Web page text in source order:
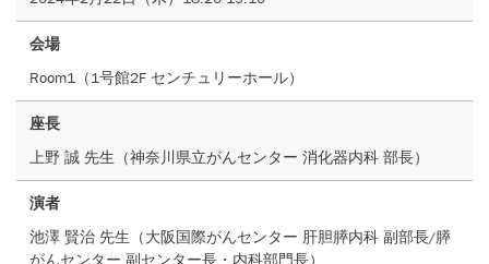
会場
Room1（1号館2F センチュリーホール）
座長
上野 誠 先生（神奈川県立がんセンター 消化器内科 部長）
演者
池澤 賢治 先生（大阪国際がんセンター 肝胆膵内科 副部長/膵
がんセンター 副センター長・内科部門長）